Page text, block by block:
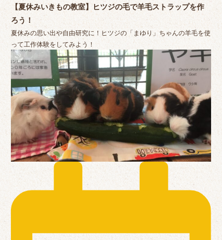
【夏休みいきもの教室】ヒツジの毛で羊毛ストラップを作
ろう！
夏休みの思い出や自由研究に！ヒツジの「まゆり」ちゃんの羊毛を使
って工作体験をしてみよう！